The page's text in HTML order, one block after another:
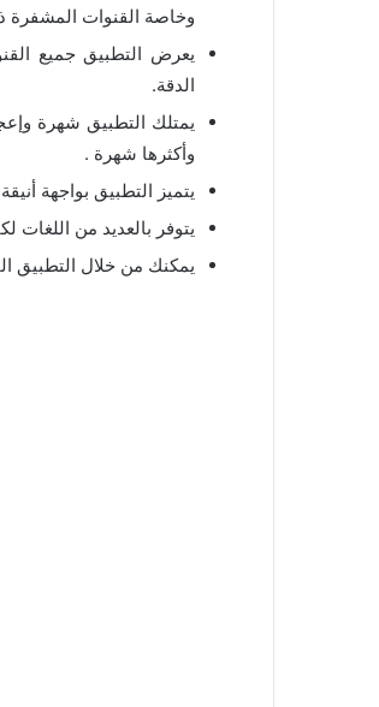
وخاصة القنوات المشفرة
يعرض التطبيق جميع
الدقة.
يمتلك التطبيق شهرة
وأكثرها شهرة .
يتميز التطبيق بواجهة
يتوفر بالعديد من اللغات
يمكنك من خلال التطبيق